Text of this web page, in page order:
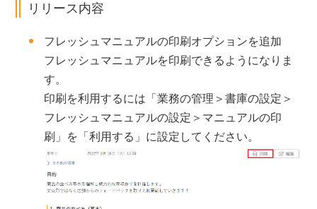
リリース内容
フレッシュマニュアルの印刷オプションを追加
フレッシュマニュアルを印刷できるようになりま
す。
印刷を利用するには「業務の管理＞書庫の設定＞
フレッシュマニュアルの設定＞マニュアルの印
刷」を「利用する」に設定してください。